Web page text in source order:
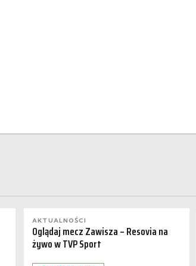
AKTUALNOŚCI
Oglądaj mecz Zawisza – Resovia na
żywo w TVP Sport